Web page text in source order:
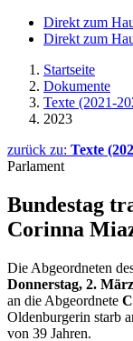
Direkt zum
Direkt zum
Startseite
Dokumente
Texte (2021-
2023
zurück zu: Texte
Parlament
Bundestag
Corinna
Die Abgeordneten
Donnerstag, 2. März
an die Abgeordnete
Oldenburgerin starb
von 39 Jahren.